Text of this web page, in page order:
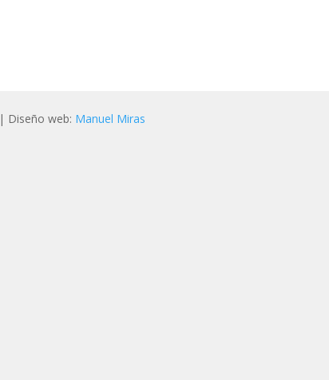
| Diseño web: Manuel Miras